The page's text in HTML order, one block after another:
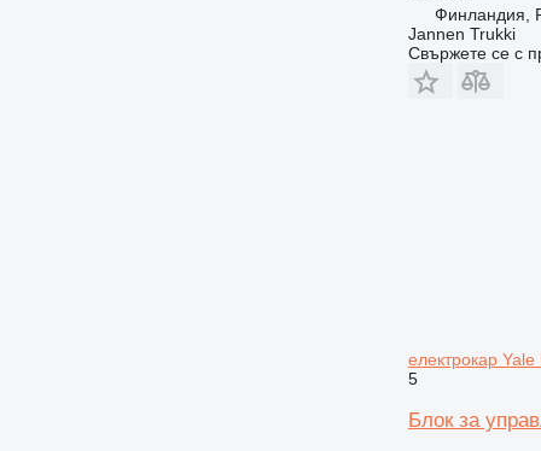
Финландия,
Jannen Trukki
Свържете се с
електрокар
5
Блок за